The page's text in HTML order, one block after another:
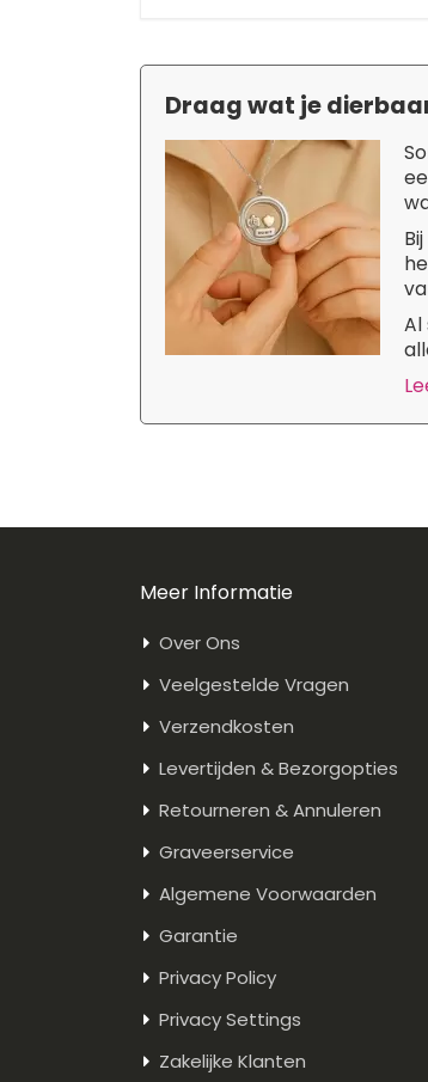
Draag wat je
Al
Meer Informatie
Over Ons
Veelgestelde Vragen
Verzendkosten
Levertijden & Bezorgopties
Retourneren & Annuleren
Graveerservice
Algemene Voorwaarden
Garantie
Privacy Policy
Privacy Settings
Zakelijke Klanten